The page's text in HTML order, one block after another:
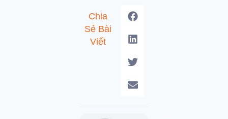
Chia
Sẻ Bài
Viết